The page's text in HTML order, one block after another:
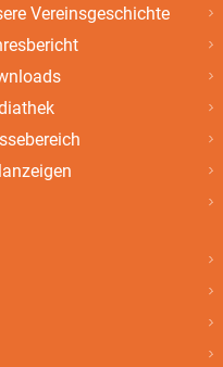
Vereinsgeschichte